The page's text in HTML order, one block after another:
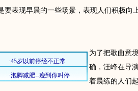
要表现早晨的一些场景，表现人们积极向
为了把歌曲意
确，汪峰在导
着晨练的人们